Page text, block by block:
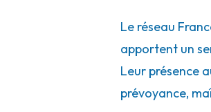
Le réseau
apportent un
Leur présence
prévoyance,